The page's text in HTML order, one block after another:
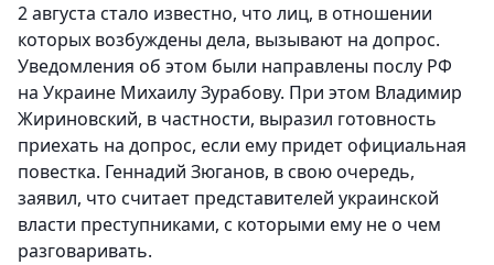
2 августа стало известно, что лиц, в отношении
которых возбуждены дела, вызывают на допрос.
Уведомления об этом были направлены послу РФ
на Украине Михаилу Зурабову. При этом Владимир
Жириновский, в частности, выразил готовность
приехать на допрос, если ему придет официальная
повестка. Геннадий Зюганов, в свою очередь,
заявил, что считает представителей украинской
власти преступниками, с которыми ему не о чем
разговаривать.